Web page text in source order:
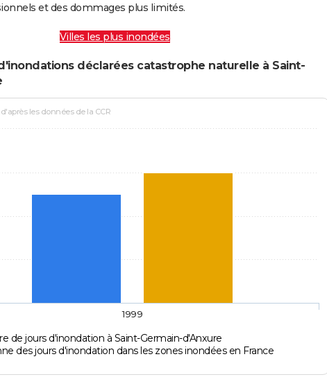
et des dommages plus limités.
Villes les plus inondées
déclarées catastrophe naturelle à Saint-
les données de la CCR
de jours d'inondation à Saint-Germain-d'Anxure
des jours d'inondation dans les zones inondées en France
1999